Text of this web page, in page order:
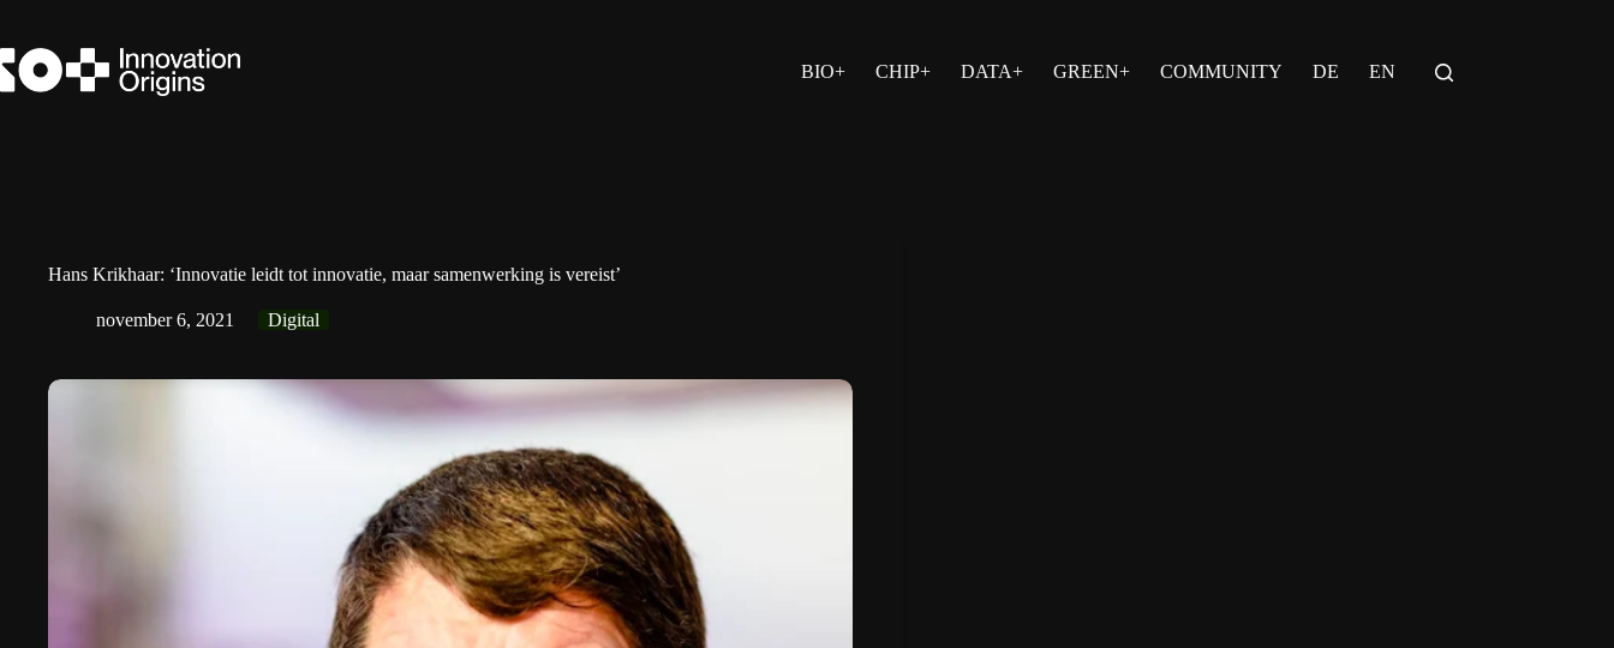
de
inhoud
BIO+ CHIP+ DATA+ GREEN+ COMMUNITY DE EN
Hans Krikhaar: ‘Innovatie leidt tot innovatie, maar samenwerking is vereist’
november 6, 2021 Digital